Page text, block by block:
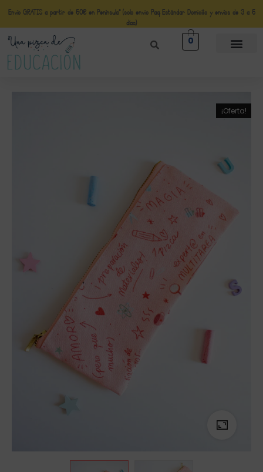
Envío GRATIS a partir de 50€ en Península* (solo envio Paq Estándar Domicilio y envíos de 3 a 5
días)
0
¡Oferta!